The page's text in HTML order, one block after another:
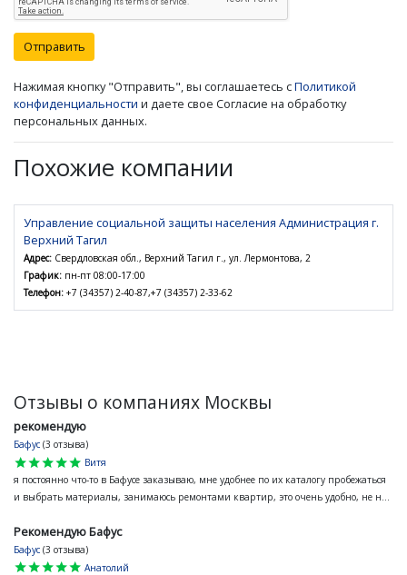
Отправить
Нажимая кнопку "Отправить", вы соглашаетесь сПолитикой
конфиденциальности и даете свое Согласие на обработку
персональных данных.
Похожие компании
Управление социальной защиты населения Администрация г.
Верхний Тагил
Адрес: Свердловская обл., Верхний Тагил г., ул. Лермонтова, 2
График: пн-пт 08:00-17:00
Телефон: +7 (34357) 2-40-87,+7 (34357) 2-33-62
Отзывы о компаниях Москвы
рекомендую
Бафус (3 отзыва)
star
star
star
star
star
Витя
я постоянно что-то в Бафусе заказываю, мне удобнее по их каталогу пробежаться
и выбрать материалы, занимаюсь ремонтами квартир, это очень удобно, не н...
Рекомендую Бафус
Бафус (3 отзыва)
star
star
star
star
star
Анатолий